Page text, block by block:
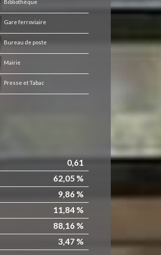
Bibliothèque
Gare ferroviaire
Bureau de poste
Mairie
Presse et Tabac
0,61
62,05 %
9,86 %
11,84 %
88,16 %
3,47 %